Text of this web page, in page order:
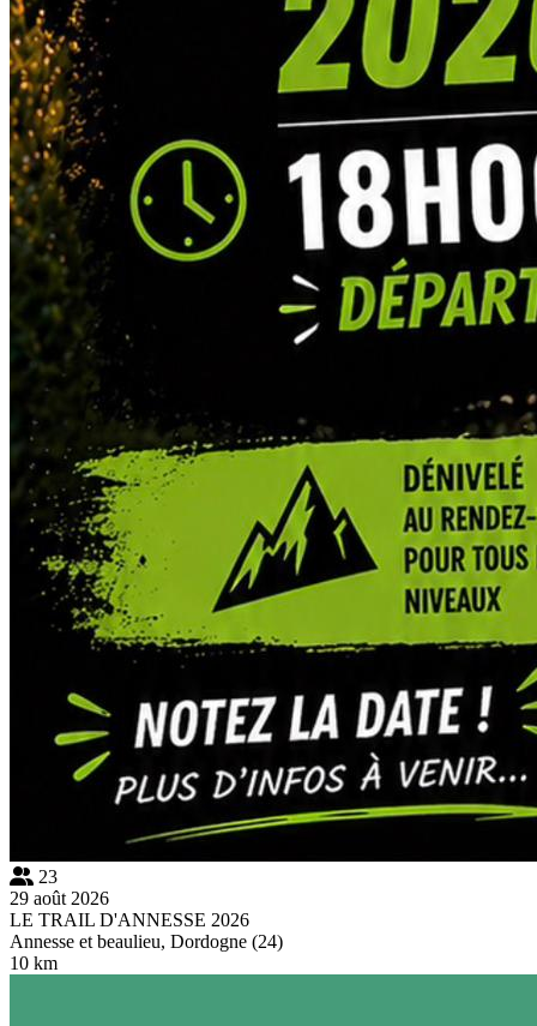
23
29 août 2026
LE TRAIL D'ANNESSE 2026
Annesse et beaulieu, Dordogne (24)
10 km